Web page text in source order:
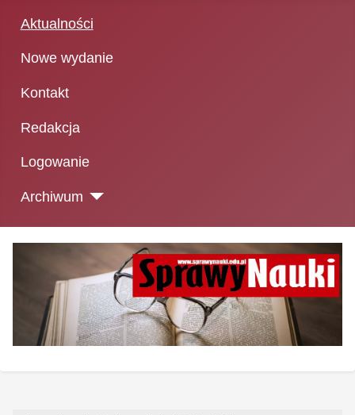
Aktualności
Nowe wydanie
Kontakt
Redakcja
Logowanie
Archiwum